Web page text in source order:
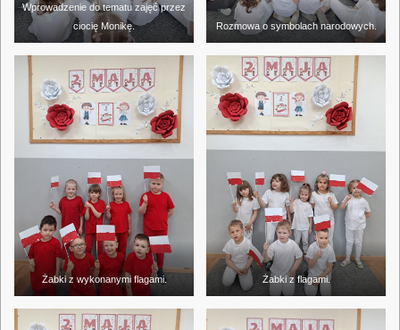
Wprowadzenie do tematu zajęć przez
ciocię Monikę.
Rozmowa o symbolach narodowych.
Żabki z wykonanymi flagami. Żabki z flagami.